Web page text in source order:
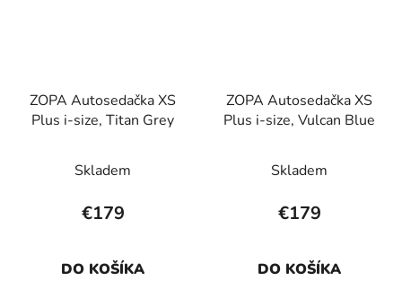
ZOPA Autosedačka XS
Plus i-size, Titan Grey
Skladem
€179
DO KOŠÍKA
ZOPA Autosedačka XS
Plus i-size, Vulcan Blue
Skladem
€179
DO KOŠÍKA